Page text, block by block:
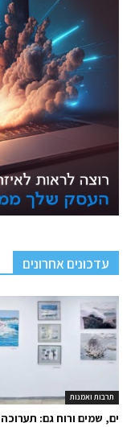
עדכונים אחרונים
תרבות ואמנות
ים, שמים ורוח גם: